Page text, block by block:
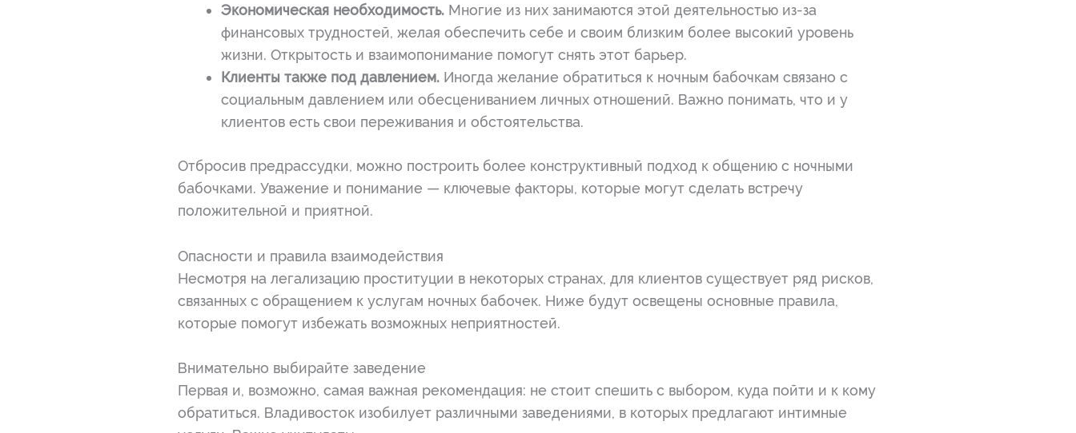
Экономическая необходимость. Многие из них занимаются этой деятельностью из-за
финансовых трудностей, желая обеспечить себе и своим близким более высокий уровень
жизни. Открытость и взаимопонимание помогут снять этот барьер.
Клиенты также под давлением. Иногда желание обратиться к ночным бабочкам связано с
социальным давлением или обесцениванием личных отношений. Важно понимать, что и у
клиентов есть свои переживания и обстоятельства.
Отбросив предрассудки, можно построить более конструктивный подход к общению с ночными
бабочками. Уважение и понимание — ключевые факторы, которые могут сделать встречу
положительной и приятной.
Опасности и правила взаимодействия
Несмотря на легализацию проституции в некоторых странах, для клиентов существует ряд рисков,
связанных с обращением к услугам ночных бабочек. Ниже будут освещены основные правила,
которые помогут избежать возможных неприятностей.
Внимательно выбирайте заведение
Первая и, возможно, самая важная рекомендация: не стоит спешить с выбором, куда пойти и к кому
обратиться. Владивосток изобилует различными заведениями, в которых предлагают интимные